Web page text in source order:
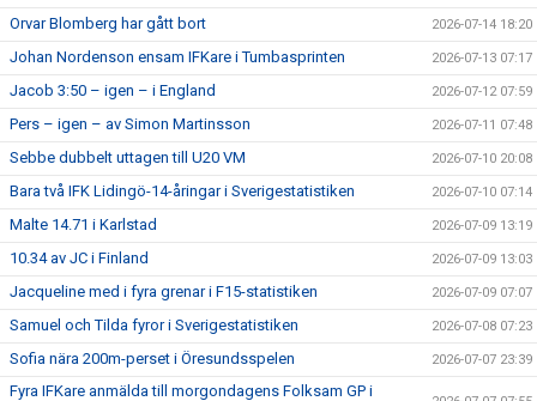
Orvar Blomberg har gått bort 2026-07-14 18:20
Johan Nordenson ensam IFKare i Tumbasprinten 2026-07-13 07:17
Jacob 3:50 – igen – i England 2026-07-12 07:59
Pers – igen – av Simon Martinsson 2026-07-11 07:48
Sebbe dubbelt uttagen till U20 VM 2026-07-10 20:08
Bara två IFK Lidingö-14-åringar i Sverigestatistiken 2026-07-10 07:14
Malte 14.71 i Karlstad 2026-07-09 13:19
10.34 av JC i Finland 2026-07-09 13:03
Jacqueline med i fyra grenar i F15-statistiken 2026-07-09 07:07
Samuel och Tilda fyror i Sverigestatistiken 2026-07-08 07:23
Sofia nära 200m-perset i Öresundsspelen 2026-07-07 23:39
Fyra IFKare anmälda till morgondagens Folksam GP i